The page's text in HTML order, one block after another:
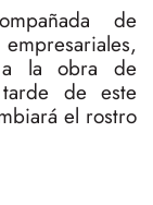
de
la obra de
de este
el rostro